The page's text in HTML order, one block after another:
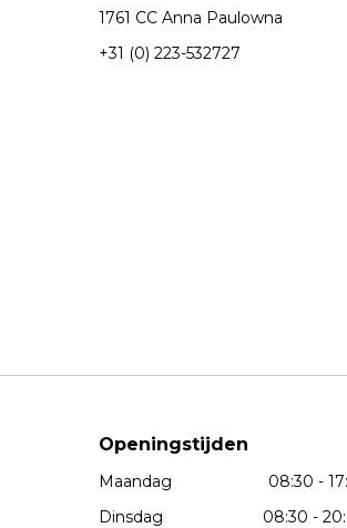
1761 CC Anna Paulowna
+31 (0) 223-532727
Openingstijden
Maandag
08:30 -
Dinsdag
08:30 -